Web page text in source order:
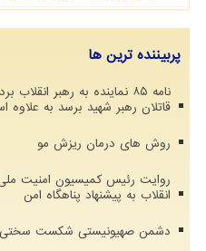
پربیننده ترین ها
نامه ۸۵ نماینده به رهبر
قاتلان رهبر شهید برسد به علاوه
روش های درمان ریزش مو
روایت رئیس کمیسیون امنیت
انقلاب به پیشنهاد پناهگاه امن
دشمن صهیونیستی شکست سختی